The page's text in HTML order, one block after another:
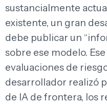
sustancialmente
existente, un gran
debe publicar un
sobre ese modelo.
evaluaciones de
desarrollador realizó
de IA de frontera, los